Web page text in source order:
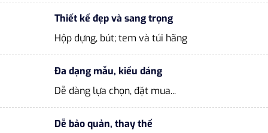
Thiết kế đẹp và sang trọng
Hộp đựng, bút; tem và túi hãng
Đa dạng mẫu, kiểu dáng
Dễ dàng lựa chọn, đặt mua...
Dễ bảo quản, thay thế